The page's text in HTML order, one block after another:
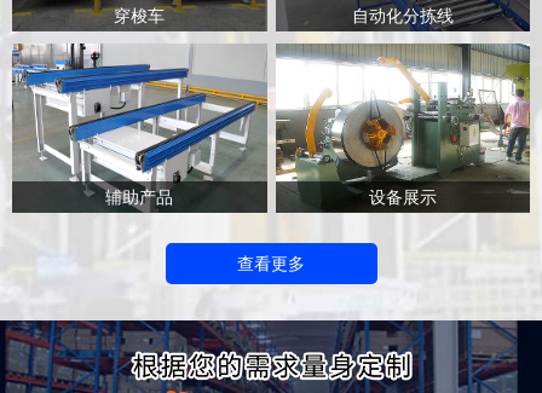
穿梭车 自动化分拣线
辅助产品 设备展示
查看更多